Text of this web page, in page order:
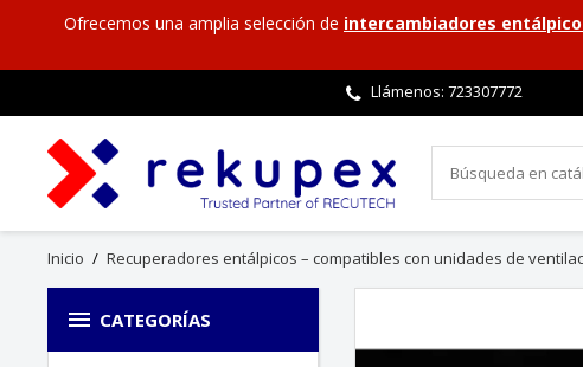
Ofrecemos una amplia selección de intercambiadores
Llámenos:723307772
Inicio Recuperadores entálpicos – compatibles con unidades de
 CATEGORÍAS